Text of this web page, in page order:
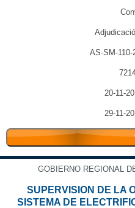
AS-SM-110-
20-11-
29-11-
GOBIERNO REGIONAL
SUPERVISION DE LA
SISTEMA DE